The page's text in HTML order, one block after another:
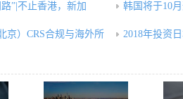
”|不止香港，新加 韩国将于10
京）CRS合规与海外所 2018年投资